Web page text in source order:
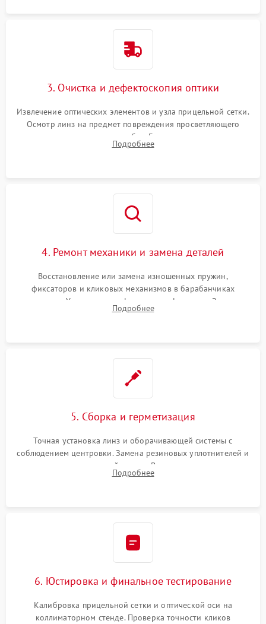
3. Очистка и дефектоскопия оптики
Извлечение оптических элементов и узла прицельной сетки.
Осмотр линз на предмет повреждения просветляющего
покрытия или появления грибка. Бережная очистка стекол
спецрастворами. Проверка целостности гравированной
Подробнее
4. Ремонт механики и замена деталей
Восстановление или замена изношенных пружин,
фиксаторов и кликовых механизмов в барабанчиках
поправок. Устранение люфтов в трансфокаторе. Замена
поврежденных линз, разбитой сетки или восстановление
Подробнее
5. Сборка и герметизация
Точная установка линз и оборачивающей системы с
соблюдением центровки. Замена резиновых уплотнителей и
нанесение влагозащитной смазки. Вакуумирование корпуса
и заполнение его осушенным азотом или аргоном для
Подробнее
6. Юстировка и финальное тестирование
Калибровка прицельной сетки и оптической оси на
коллиматорном стенде. Проверка точности кликов